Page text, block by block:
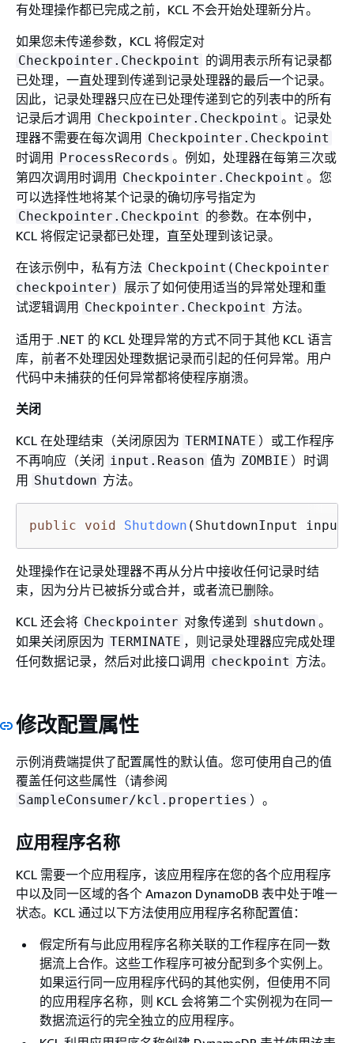
有处理操作都已完成之前，KCL 不会开始处理新分片。
如果您未传递参数，KCL 将假定对
Checkpointer.Checkpoint 的调用表示所有记录都
已处理，一直处理到传递到记录处理器的最后一个记录。
因此，记录处理器只应在已处理传递到它的列表中的所有
记录后才调用 Checkpointer.Checkpoint 。记录处
理器不需要在每次调用 Checkpointer.Checkpoint
时调用 ProcessRecords 。例如，处理器在每第三次或
第四次调用时调用 Checkpointer.Checkpoint 。您
可以选择性地将某个记录的确切序号指定为
Checkpointer.Checkpoint 的参数。在本例中，
KCL 将假定记录都已处理，直至处理到该记录。
在该示例中，私有方法 Checkpoint(Checkpointer
checkpointer) 展示了如何使用适当的异常处理和重
试逻辑调用 Checkpointer.Checkpoint 方法。
适用于 .NET 的 KCL 处理异常的方式不同于其他 KCL 语言
库，前者不处理因处理数据记录而引起的任何异常。用户
代码中未捕获的任何异常都将使程序崩溃。
关闭
KCL 在处理结束（关闭原因为 TERMINATE ）或工作程序
不再响应（关闭 input.Reason 值为 ZOMBIE ）时调
用 Shutdown 方法。
public void Shutdown (ShutdownInput input)
处理操作在记录处理器不再从分片中接收任何记录时结
束，因为分片已被拆分或合并，或者流已删除。
KCL 还会将 Checkpointer 对象传递到 shutdown 。
如果关闭原因为 TERMINATE ，则记录处理器应完成处理
任何数据记录，然后对此接口调用 checkpoint 方法。
修改配置属性
示例消费端提供了配置属性的默认值。您可使用自己的值
覆盖任何这些属性（请参阅
SampleConsumer/kcl.properties ）。
应用程序名称
KCL 需要一个应用程序，该应用程序在您的各个应用程序
中以及同一区域的各个 Amazon DynamoDB 表中处于唯一
状态。KCL 通过以下方法使用应用程序名称配置值：
假定所有与此应用程序名称关联的工作程序在同一数
据流上合作。这些工作程序可被分配到多个实例上。
如果运行同一应用程序代码的其他实例，但使用不同
的应用程序名称，则 KCL 会将第二个实例视为在同一
数据流运行的完全独立的应用程序。